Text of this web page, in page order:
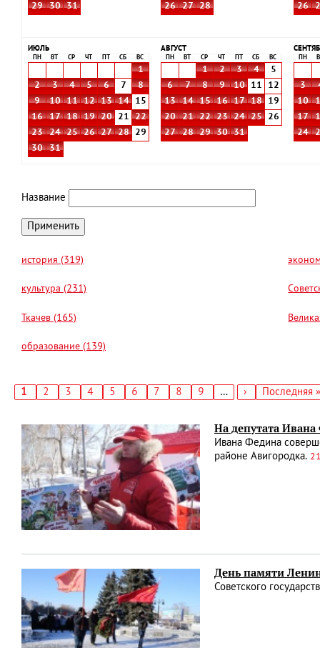
29
30 31
26
27 28
26
ИЮЛЬ
ПН ВТ СР ЧТ СБ ВС
1
2
3 4 5 6 7
8
9
10 11 12 13 14
15
16
17 18 19 20 21
22
23
24 25 26 27 28
29
30
31
АВГУСТ
ПН ВТ СР ЧТ СБ ВС
1 2 3 4
5
6
7 8 9 10 11
12
13
14 15 16 17 18
19
20
21 22 23 24 25
26
27
28 29 30 31
ПН
3
10
17
24
Название
история (319)
культура (231)
Ткачев (165)
образование (139)
Текущая
1 Страница
2 Страница
3 Страница
4 Страница
5 Страница
6 Страница
7 Страница
8 Страница
9 …
Следующая
›
Последняя
Последняя »
На депутата
Ивана Федина
районе Авигородка.
День памяти
Советского